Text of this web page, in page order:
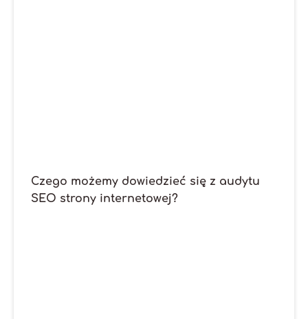
Czego możemy dowiedzieć się z audytu
SEO strony internetowej?